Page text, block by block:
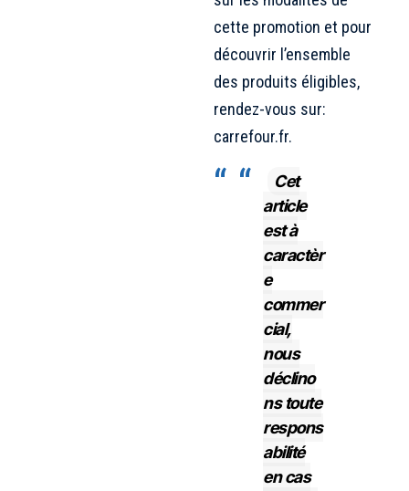
cette promotion et pour
découvrir l’ensemble
des produits éligibles,
rendez-vous sur:
carrefour.fr.
Cet
article
est à
caractèr
e
commer
cial,
nous
déclino
ns toute
respons
abilité
en cas